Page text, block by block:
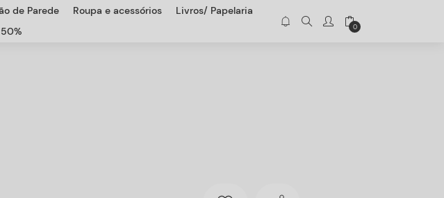
de Parede Roupa e acessórios
Livros/ Papelaria
0